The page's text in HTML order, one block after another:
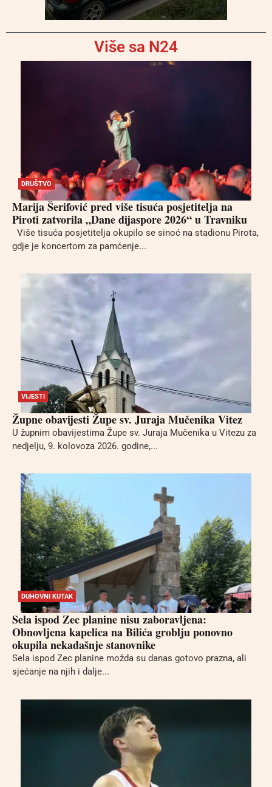
Više sa N24
DRUŠTVO
Marija Šerifović pred više tisuća posjetitelja na
Piroti zatvorila „Dane dijaspore 2026“ u Travniku
Više tisuća posjetitelja okupilo se sinoć na stadionu Pirota,
gdje je koncertom za pamćenje...
VIJESTI
Župne obavijesti Župe sv. Juraja Mučenika Vitez
U župnim obavijestima Župe sv. Juraja Mučenika u Vitezu za
nedjelju, 9. kolovoza 2026. godine,...
DUHOVNI KUTAK
Sela ispod Zec planine nisu zaboravljena:
Obnovljena kapelica na Bilića groblju ponovno
okupila nekadašnje stanovnike
Sela ispod Zec planine možda su danas gotovo prazna, ali
sjećanje na njih i dalje...